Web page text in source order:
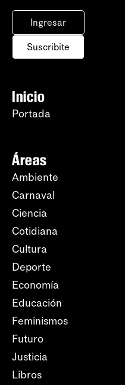
Ingresar
Suscribite
Inicio
Portada
Áreas
Ambiente
Carnaval
Ciencia
Cotidiana
Cultura
Deporte
Economía
Educación
Feminismos
Futuro
Justicia
Libros